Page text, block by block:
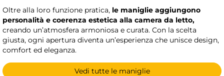
Oltre alla loro funzione pratica, le maniglie aggiungono
personalità e coerenza estetica alla camera da letto,
creando un’atmosfera armoniosa e curata. Con la scelta
giusta, ogni apertura diventa un’esperienza che unisce design,
comfort ed eleganza.
Vedi tutte le maniglie